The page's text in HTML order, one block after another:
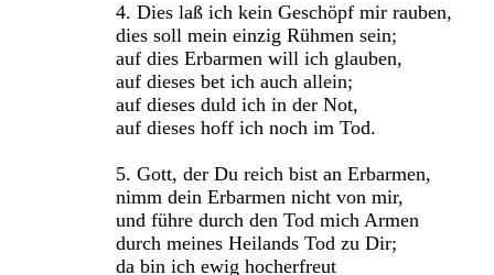
4. Dies laß ich kein Geschöpf mir rauben,
dies soll mein einzig Rühmen sein;
auf dies Erbarmen will ich glauben,
auf dieses bet ich auch allein;
auf dieses duld ich in der Not,
auf dieses hoff ich noch im Tod.
5. Gott, der Du reich bist an Erbarmen,
nimm dein Erbarmen nicht von mir,
und führe durch den Tod mich Armen
durch meines Heilands Tod zu Dir;
da bin ich ewig hocherfreut